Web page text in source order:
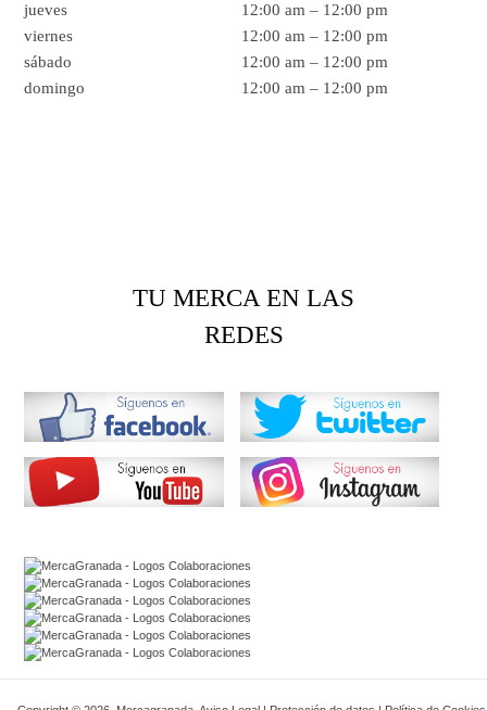
jueves
12:00 am – 12:00 pm
viernes
12:00 am – 12:00 pm
sábado
12:00 am – 12:00 pm
domingo
12:00 am – 12:00 pm
TU MERCA EN LAS
REDES